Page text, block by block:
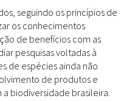
seguindo os princípios de
os conhecimentos
de benefícios com as
pesquisas voltadas à
de espécies ainda não
de produtos e
biodiversidade brasileira.